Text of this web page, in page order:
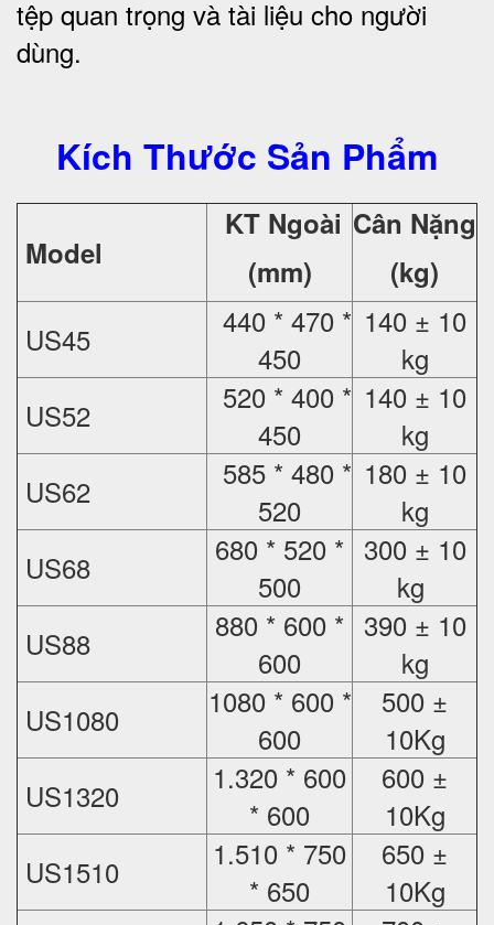
tệp quan trọng và tài liệu cho người
dùng.
Kích Thước Sản Phẩm
Model
KT Ngoài
(mm)
Cân Nặng
(kg)
US45
440 * 470 *
450
140 ± 10
kg
US52
520 * 400 *
450
140 ± 10
kg
US62
585 * 480 *
520
180 ± 10
kg
US68
680 * 520 *
500
300 ± 10
kg
US88
880 * 600 *
600
390 ± 10
kg
US1080
1080 * 600 *
600
500 ±
10Kg
US1320
1.320 * 600
* 600
600 ±
10Kg
US1510
1.510 * 750
* 650
650 ±
10Kg